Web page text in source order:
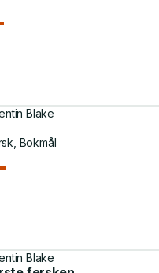
Blake
Bokmål
Blake